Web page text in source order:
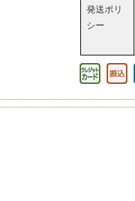
発送ポリ
シー